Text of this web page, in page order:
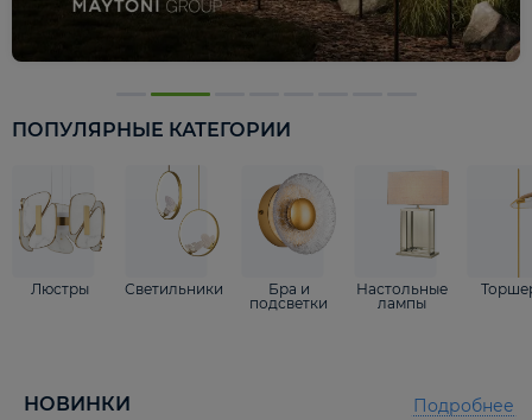
ПОПУЛЯРНЫЕ КАТЕГОРИИ
Люстры Светильники
Бра и
подсветки
Настольные
лампы
НОВИНКИ Подробнее